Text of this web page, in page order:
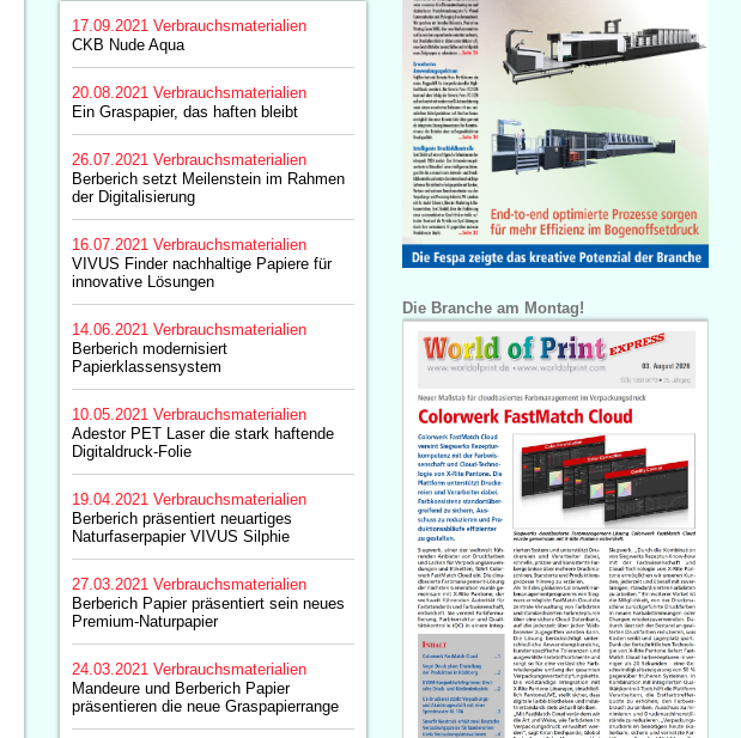
17.09.2021 Verbrauchsmaterialien
CKB Nude Aqua
20.08.2021 Verbrauchsmaterialien
Ein Graspapier, das haften bleibt
26.07.2021 Verbrauchsmaterialien
Berberich setzt Meilenstein im Rahmen
der Digitalisierung
16.07.2021 Verbrauchsmaterialien
VIVUS Finder nachhaltige Papiere für
innovative Lösungen
14.06.2021 Verbrauchsmaterialien
Berberich modernisiert
Papierklassensystem
10.05.2021 Verbrauchsmaterialien
Adestor PET Laser die stark haftende
Digitaldruck-Folie
19.04.2021 Verbrauchsmaterialien
Berberich präsentiert neuartiges
Naturfaserpapier VIVUS Silphie
27.03.2021 Verbrauchsmaterialien
Berberich Papier präsentiert sein neues
Premium-Naturpapier
24.03.2021 Verbrauchsmaterialien
Mandeure und Berberich Papier
präsentieren die neue Graspapierrange
Die Branche am Montag!